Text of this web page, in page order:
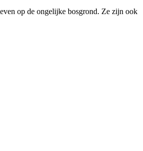
op de ongelijke bosgrond. Ze zijn ook